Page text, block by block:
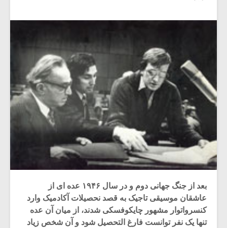
بعد از جنگ جهانی دوم و در سال ۱۹۴۶ عده ای از
عاشقان موسیقی تاجیک به قصد نحصیلات آکادمیک وارد
کنسرواتوار مشهور چایکوفسکی شدند، از میان آن عده
تنها یک نفر توانست فارغ التحصیل شود و آن شخص زیاد